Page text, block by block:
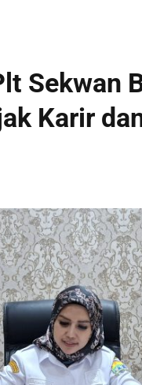
Sekwan
Karir